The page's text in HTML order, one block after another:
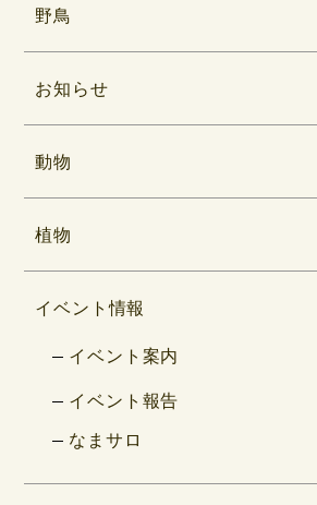
野鳥
お知らせ
動物
植物
イベント情報
イベント案内
イベント報告
なまサロ